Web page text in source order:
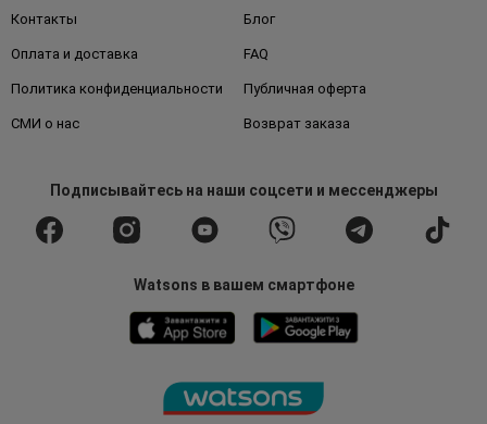
Контакты Блог
Оплата и доставка FAQ
Политика конфиденциальности Публичная оферта
СМИ о нас Возврат заказа
Подписывайтесьна наши соцсети и мессенджеры
Watsons в вашем смартфоне